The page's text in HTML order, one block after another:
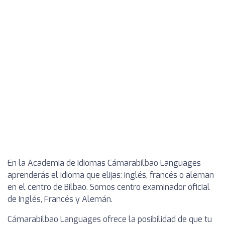
En la Academia de Idiomas Cámarabilbao Languages
aprenderás el idioma que elijas: inglés, francés o aleman
en el centro de Bilbao. Somos centro examinador oficial
de Inglés, Francés y Alemán.
Cámarabilbao Languages ofrece la posibilidad de que tu